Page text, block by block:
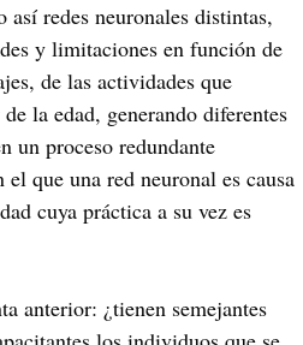
así redes neuronales distintas,
y limitaciones en función de
de las actividades que
la edad, generando diferentes
un proceso redundante
que una red neuronal es causa
cuya práctica a su vez es
anterior: ¿tienen semejantes